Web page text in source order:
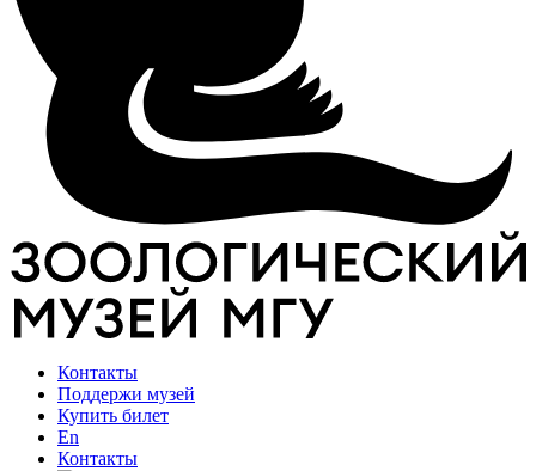
Контакты
Поддержи музей
Купить билет
En
Контакты